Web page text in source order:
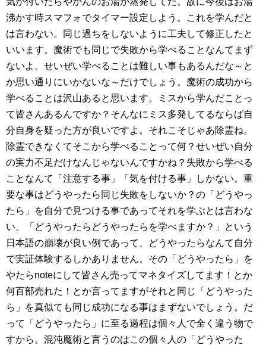
沸かす時スマフォでタイマー設定しよう。これを学んだと
は言わない。同じ過ちをしないように工夫して修正したと
いいます。魔術でも同じで失敗から学べることなんてまず
ないよ。せいぜい学べることは難しい事もあるんだな～と
か思い通りにいかないな～だけでしょう。魔術の成功から
学べることは沢山あると思います。ミスから学んだことっ
て皆さんあるんですか？そんなにミス多発してるならば自
分自身を疑った方が良いですよ。それこそじゃあ除霊ね。
除霊できなくてそこから学べることって何？せいぜい自分
の実力不足だけなんじゃないんですかね？失敗から学べる
ことなんて「注意する事」「気を付ける事」しかない。重
要な事はどうやったら同じ失敗をしないか？の「どうやっ
たら」を自分で見つける事であってそれを学ぶとは言わな
い。「どうやったらどうやったらを学べますか？」という
日本語の崩壊が良い例であって、どうやったらなんて自分
で実証体験するしかありません。その「どうやったら」を
やたらnoteにして皆さん売ってマネタイズしてます！とか
何百部売れた！とか言ってますがそれと同じ「どうやった
ら」を真似ても同じ成功になる事はまずないでしょう。だ
って「どうやったら」に至る過程は個々人で全く違う物で
すから。混沌魔術と言うのはこの個々人の「どうやった